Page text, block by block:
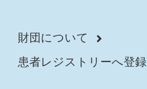
財団について
患者レジストリーへ登録